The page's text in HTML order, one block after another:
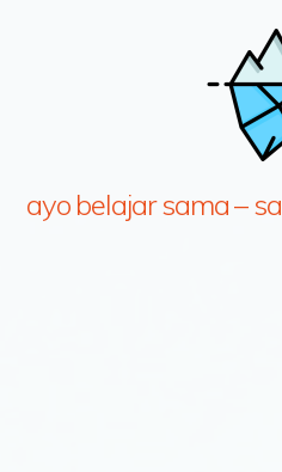
ayo belajar sama –